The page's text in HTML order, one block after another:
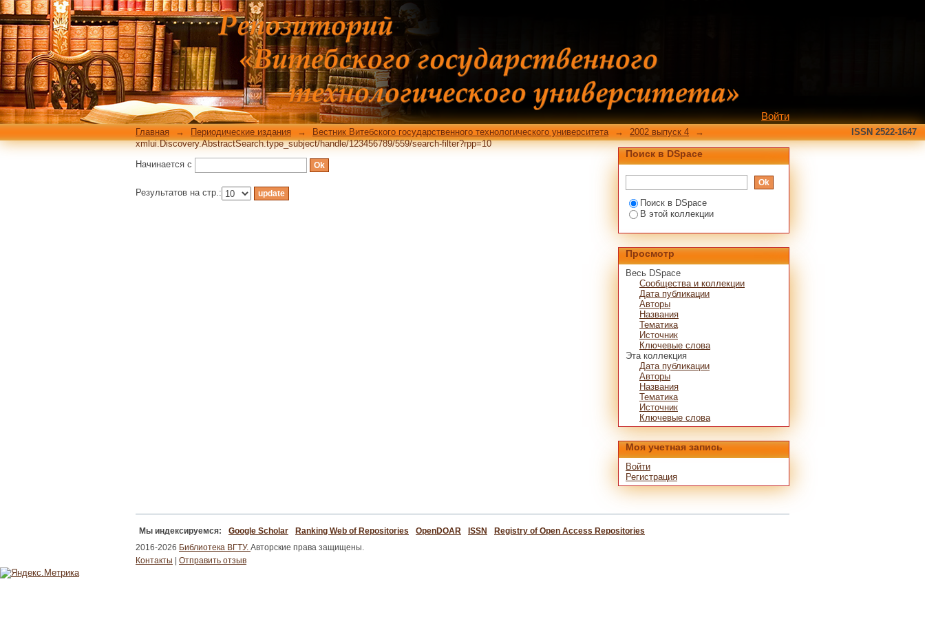
xmlui.Discovery.AbstractSearch.type_subject/handle/123456789/559/search-filter?
rpp=10
Войти
Главная → Периодические издания → Вестник Витебского государственного технологического университета → 2002 выпуск 4
→
xmlui.Discovery.AbstractSearch.type_subject/handle/123456789/559/search-filter?rpp=10
ISSN 2522-1647
Начинается с
Результатов на стр.:
Поиск в DSpace
Поиск в DSpace
В этой коллекции
Просмотр
Весь DSpace
Сообщества и коллекции
Дата публикации
Авторы
Названия
Тематика
Источник
Ключевые слова
Эта коллекция
Дата публикации
Авторы
Названия
Тематика
Источник
Ключевые слова
Моя учетная запись
Войти
Регистрация
Мы индексируемся: Google Scholar Ranking Web of Repositories OpenDOAR ISSN
Registry of Open Access Repositories
2016-2026 Библиотека ВГТУ. Авторские права защищены.
Контакты
Отправить отзыв